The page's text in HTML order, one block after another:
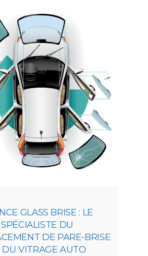
GLASS BRISE : LE
SPÉCIALISTE DU
DE PARE-BRISE
DU VITRAGE AUTO